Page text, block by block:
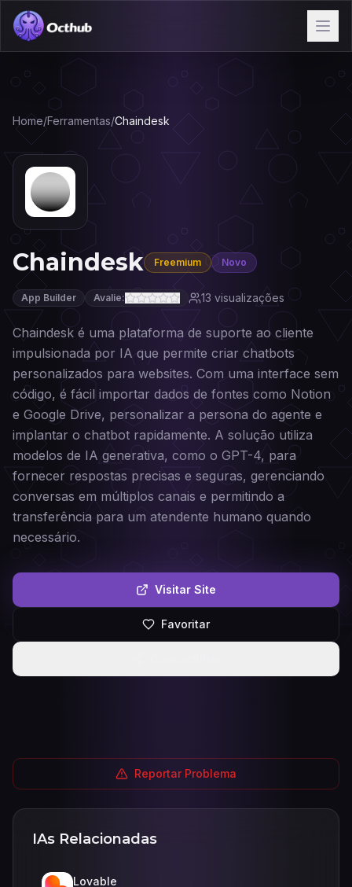
Home/Ferramentas/Chaindesk
Chaindesk Freemium Novo
App Builder Avalie: 13 visualizações
Chaindesk é uma plataforma de suporte ao cliente
impulsionada por IA que permite criar chatbots
personalizados para websites. Com uma interface sem
código, é fácil importar dados de fontes como Notion
e Google Drive, personalizar a persona do agente e
implantar o chatbot rapidamente. A solução utiliza
modelos de IA generativa, como o GPT-4, para
fornecer respostas precisas e seguras, gerenciando
conversas em múltiplos canais e permitindo a
transferência para um atendente humano quando
necessário.
Visitar Site
Favoritar
Reportar Problema
IAs Relacionadas
Lovable